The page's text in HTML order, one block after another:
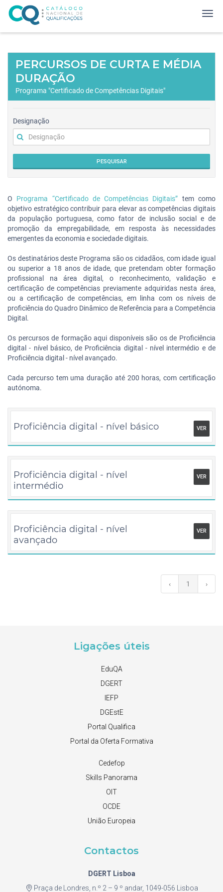
PERCURSOS DE CURTA E MÉDIA
DURAÇÃO
Programa "Certificado de Competências Digitais"
Designação
PESQUISAR
O Programa “Certificado de Competências Digitais” tem como
objetivo estratégico contribuir para elevar as competências digitais
da população portuguesa, como fator de inclusão social e de
promoção da empregabilidade, em resposta às necessidades
emergentes da economia e sociedade digitais.
Os destinatários deste Programa são os cidadãos, com idade igual
ou superior a 18 anos de idade, que pretendam obter formação
profissional na área digital, o reconhecimento, validação e
certificação de competências previamente adquiridas nesta área,
ou a certificação de competências, em linha com os níveis de
proficiência do Quadro Dinâmico de Referência para a Competência
Digital.
Os percursos de formação aqui disponíveis são os de Proficiência
digital - nível básico, de Proficiência digital - nível intermédio e de
Proficiência digital - nível avançado.
Cada percurso tem uma duração até 200 horas, com certificação
autónoma.
Proficiência digital - nível básico VER
Proficiência digital - nível
intermédio
VER
Proficiência digital - nível
avançado
VER
‹ 1 ›
Ligações úteis
EduQA
DGERT
IEFP
DGEstE
Portal Qualifica
Portal da Oferta Formativa
Cedefop
Skills Panorama
OIT
OCDE
União Europeia
Contactos
DGERT Lisboa
Praça de Londres, n.º 2 – 9 º andar, 1049-056 Lisboa